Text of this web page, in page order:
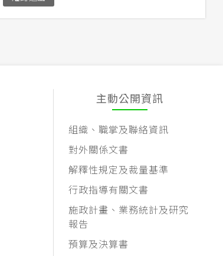
主動公開資訊
組織、職掌及聯絡資訊
對外關係文書
解釋性規定及裁量基準
行政指導有關文書
施政計畫、業務統計及研究
報告
預算及決算書